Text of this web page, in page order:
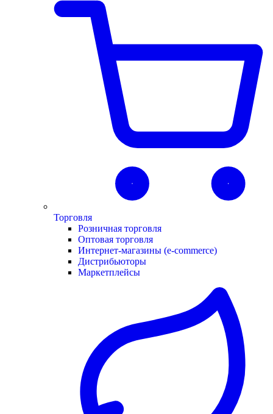
Торговля
Розничная торговля
Оптовая торговля
Интернет-магазины (e-commerce)
Дистрибьюторы
Маркетплейсы